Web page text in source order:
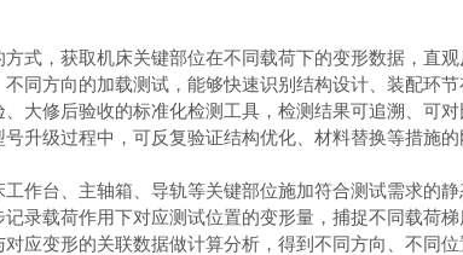
，获取机床关键部位在不同载荷下的变形数据，直观
方向的加载测试，能够快速识别结构设计、装配环节
修后验收的标准化检测工具，检测结果可追溯、可对
级过程中，可反复验证结构优化、材料替换等措施的
台、主轴箱、导轨等关键部位施加符合测试需求的静
载荷作用下对应测试位置的变形量，捕捉不同载荷梯
变形的关联数据做计算分析，得到不同方向、不同位